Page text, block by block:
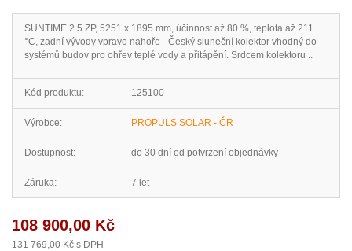
SUNTIME 2.5 ZP, 5251 x 1895 mm, účinnost až 80 %, teplota až 211
°C, zadní vývody vpravo nahoře - Český sluneční kolektor vhodný do
systémů budov pro ohřev teplé vody a přitápění. Srdcem kolektoru ..
Kód produktu: 125100
Výrobce: PROPULS SOLAR - ČR
Dostupnost: do 30 dní od potvrzení objednávky
Záruka: 7 let
108 900,00 Kč
131 769,00 Kč s DPH